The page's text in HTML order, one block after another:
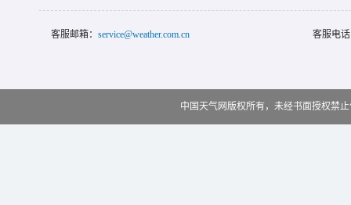
客服邮箱： service@weather.com.cn 客服电
中国天气网版权所有，未经书面授权